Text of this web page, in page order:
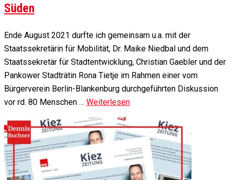
Süden
Ende August 2021 durfte ich gemeinsam u.a. mit der
Staatssekretärin für Mobilität, Dr. Maike Niedbal und dem
Staatssekretär für Stadtentwicklung, Christian Gaebler und der
Pankower Stadträtin Rona Tietje im Rahmen einer vom
Bürgerverein Berlin-Blankenburg durchgeführten Diskussion
vor rd. 80 Menschen … Weiterlesen